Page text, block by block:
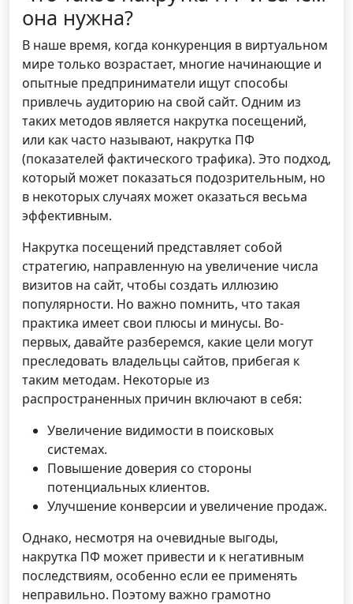
она нужна?
В наше время, когда конкуренция в виртуальном
мире только возрастает, многие начинающие и
опытные предприниматели ищут способы
привлечь аудиторию на свой сайт. Одним из
таких методов является накрутка посещений,
или как часто называют, накрутка ПФ
(показателей фактического трафика). Это подход,
который может показаться подозрительным, но
в некоторых случаях может оказаться весьма
эффективным.
Накрутка посещений представляет собой
стратегию, направленную на увеличение числа
визитов на сайт, чтобы создать иллюзию
популярности. Но важно помнить, что такая
практика имеет свои плюсы и минусы. Во-
первых, давайте разберемся, какие цели могут
преследовать владельцы сайтов, прибегая к
таким методам. Некоторые из
распространенных причин включают в себя:
Увеличение видимости в поисковых
системах.
Повышение доверия со стороны
потенциальных клиентов.
Улучшение конверсии и увеличение продаж.
Однако, несмотря на очевидные выгоды,
накрутка ПФ может привести и к негативным
последствиям, особенно если ее применять
неправильно. Поэтому важно грамотно